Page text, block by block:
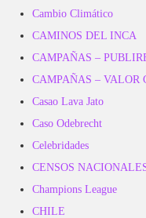
Cambio Climático
CAMINOS DEL INCA
CAMPAÑAS –
CAMPAÑAS – VALOR
Casao Lava Jato
Caso Odebrecht
Celebridades
CENSOS
Champions League
CHILE